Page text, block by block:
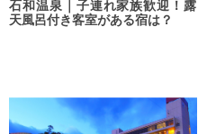
石和温泉｜子連れ家族歓迎！露
天風呂付き客室がある宿は？